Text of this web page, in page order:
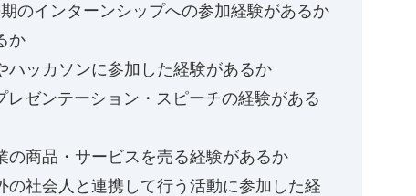
のインターンシップへの参加経験があるか
か
ハッカソンに参加した経験があるか
レゼンテーション・スピーチの経験がある
の商品・サービスを売る経験があるか
の社会人と連携して行う活動に参加した経